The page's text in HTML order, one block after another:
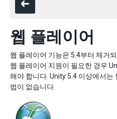
웹 플레이어
웹 플레이어 기능은 5.4부터 제거
웹 플레이어 지원이 필요한 경우
해야 합니다. Unity 5.4 이상에서
법이 없습니다.